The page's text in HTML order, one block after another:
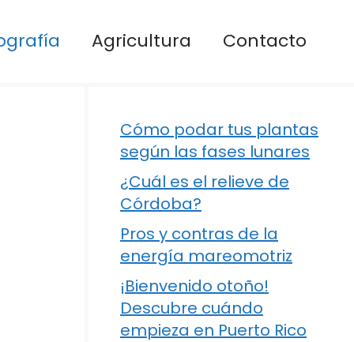
Agricultura Contacto
Cómo podar tus plantas
según las fases lunares
¿Cuál es el relieve de
Córdoba?
Pros y contras de la
energía mareomotriz
¡Bienvenido otoño!
Descubre cuándo
empieza en Puerto Rico